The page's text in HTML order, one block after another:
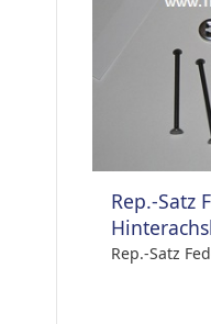
Rep.-Satz
Rep.-Satz